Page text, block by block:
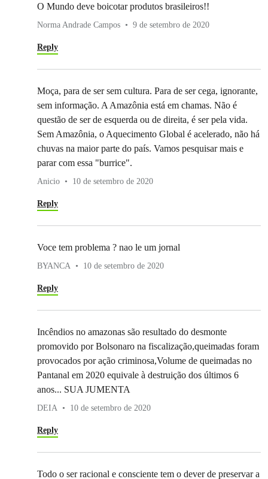
O Mundo deve boicotar produtos brasileiros!!
Norma Andrade Campos 9 de setembro de 2020
Reply
Moça, para de ser sem cultura. Para de ser cega, ignorante,
sem informação. A Amazônia está em chamas. Não é
questão de ser de esquerda ou de direita, é ser pela vida.
Sem Amazônia, o Aquecimento Global é acelerado, não há
chuvas na maior parte do país. Vamos pesquisar mais e
parar com essa "burrice".
Anicio 10 de setembro de 2020
Reply
Voce tem problema ? nao le um jornal
BYANCA 10 de setembro de 2020
Reply
Incêndios no amazonas são resultado do desmonte
promovido por Bolsonaro na fiscalização,queimadas foram
provocados por ação criminosa,Volume de queimadas no
Pantanal em 2020 equivale à destruição dos últimos 6
anos... SUA JUMENTA
DEIA 10 de setembro de 2020
Reply
Todo o ser racional e consciente tem o dever de preservar a